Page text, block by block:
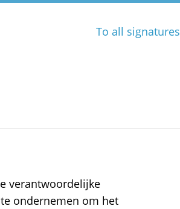
To all signatures
verantwoordelijke
ondernemen om het